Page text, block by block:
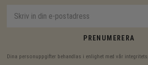
PRENUMERERA
Dina personuppgifter behandlas i enlighet med vår